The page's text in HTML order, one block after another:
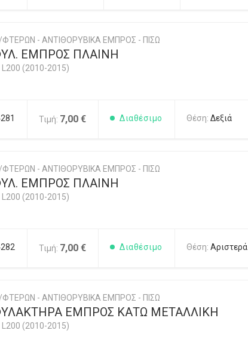
- ΑΝΤΙΘΟΡΥΒΙΚΑ ΕΜΠΡΟΣ - ΠΙΣΩ
ΕΜΠΡΟΣ ΠΛΑΙΝΗ
L200 (2010-2015)
Τιμή: 7,00 € Διαθέσιμο Θέση: Δεξιά
- ΑΝΤΙΘΟΡΥΒΙΚΑ ΕΜΠΡΟΣ - ΠΙΣΩ
ΕΜΠΡΟΣ ΠΛΑΙΝΗ
L200 (2010-2015)
Τιμή: 7,00 € Διαθέσιμο Θέση: Αριστερά
- ΑΝΤΙΘΟΡΥΒΙΚΑ ΕΜΠΡΟΣ - ΠΙΣΩ
ΕΜΠΡΟΣ ΚΑΤΩ ΜΕΤΑΛΛΙΚΗ
L200 (2010-2015)